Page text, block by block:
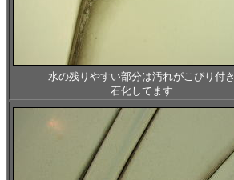
水の残りやすい部分は汚れがこびり付き
石化してます